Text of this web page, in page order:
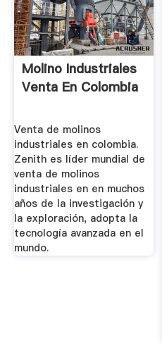
Molino Industriales
Venta En Colombia
Venta de molinos
industriales en colombia.
Zenith es líder mundial de
venta de molinos
industriales en en muchos
años de la investigación y
la exploración, adopta la
tecnología avanzada en el
mundo.